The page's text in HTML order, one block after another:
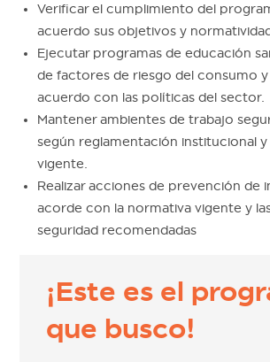
Verificar el cumplimiento del
acuerdo sus objetivos y
Ejecutar programas de educación
de factores de riesgo del consumo
acuerdo con las políticas del sector.
Mantener ambientes de trabajo
según reglamentación institucional
vigente.
Realizar acciones de prevención de
acorde con la normativa vigente y
seguridad recomendadas
¡Este es el
que busco!